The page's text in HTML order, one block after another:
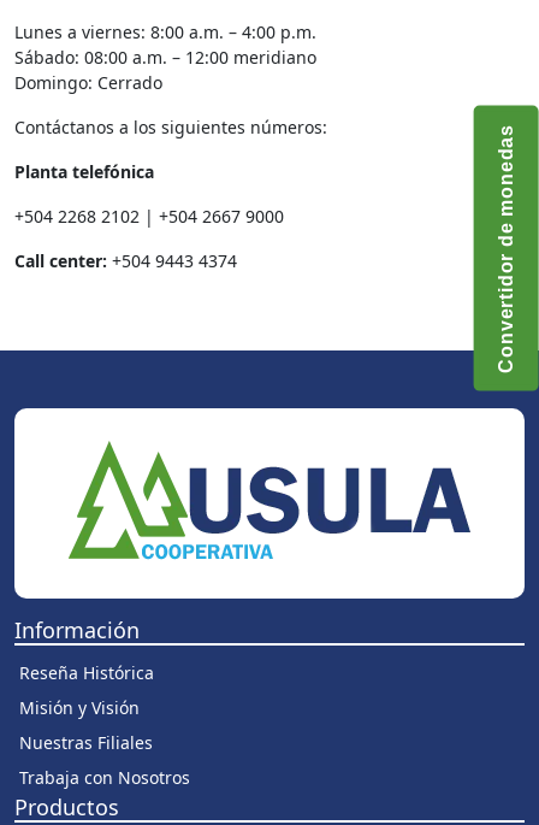
Lunes a viernes: 8:00 a.m. – 4:00 p.m.
Sábado: 08:00 a.m. – 12:00 meridiano
Domingo: Cerrado
Contáctanos a los siguientes números:
Planta telefónica
+504 2268 2102 | +504 2667 9000
Call center: +504 9443 4374
Información
Reseña Histórica
Misión y Visión
Nuestras Filiales
Trabaja con Nosotros
Productos
Convertidor de monedas